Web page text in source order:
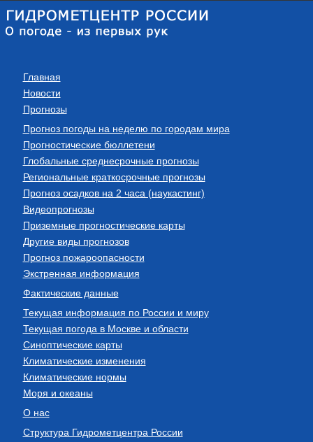
Главная
Новости
Прогнозы
Прогноз погоды на неделю по городам мира
Прогностические бюллетени
Глобальные среднесрочные прогнозы
Региональные краткосрочные прогнозы
Прогноз осадков на 2 часа (наукастинг)
Видеопрогнозы
Приземные прогностические карты
Другие виды прогнозов
Прогноз пожароопасности
Экстренная информация
Фактические данные
Текущая информация по России и миру
Текущая погода в Москве и области
Синоптические карты
Климатические изменения
Климатические нормы
Моря и океаны
О нас
Структура Гидрометцентра России